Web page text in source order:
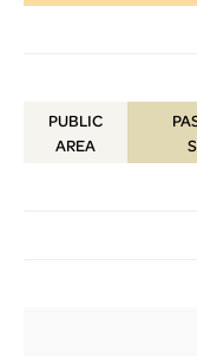
PUBLIC
AREA